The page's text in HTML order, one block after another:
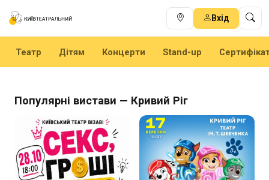
Вхід
Театр Дітям Концерти Stand-up
Популярні вистави — Кривий Ріг